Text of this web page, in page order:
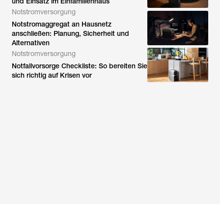
Notstromversorgung
Notstromaggregat an Hausnetz
anschließen: Planung, Sicherheit und
Alternativen
Notstromversorgung
Notfallvorsorge Checkliste: So bereiten Sie
sich richtig auf Krisen vor